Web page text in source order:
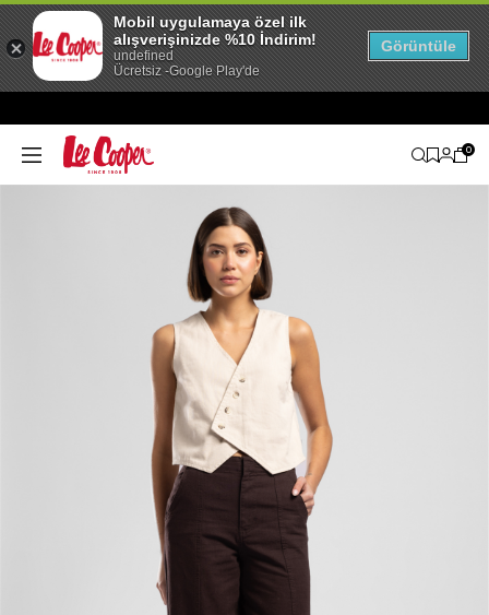
0
Mobil uygulamaya özel ilk
alışverişinizde %10 İndirim!
undefined
Ücretsiz -Google Play'de
Görüntüle